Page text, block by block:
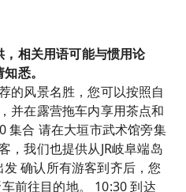
相关用语可能与惯用论
悉。
的风景名胜，您可以按照自
并在露营拖车内享用茶点和
集合 请在大垣市武术馆旁集
，我们也提供从JR岐阜端岛
确认所有游客到齐后，您
前往目的地。 10:30 到达